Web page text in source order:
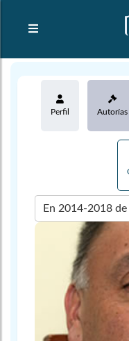
Perfil Autorías
En 2014-2018